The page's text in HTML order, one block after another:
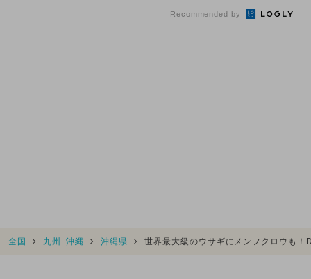
Recommended by
全国 九州･沖縄 沖縄県 世界最大級のウサギにメンフクロウも